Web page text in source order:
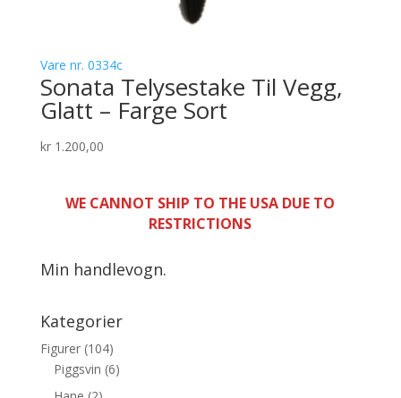
Vare nr. 0334c
Sonata Telysestake Til Vegg,
Glatt – Farge Sort
kr1.200,00
WE CANNOT SHIP TO THE USA DUE TO
RESTRICTIONS
Min handlevogn.
Kategorier
Figurer (104)
Piggsvin (6)